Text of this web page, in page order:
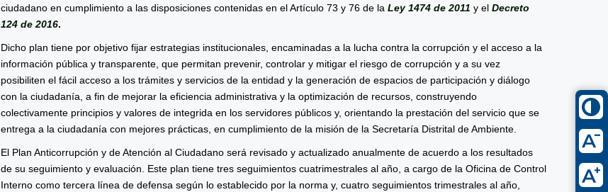
ciudadano en cumplimiento a las disposiciones contenidas en el Artículo 73 y 76 de la Ley 1474 de 2011 y el Decreto
124 de 2016.
Dicho plan tiene por objetivo fijar estrategias institucionales, encaminadas a la lucha contra la corrupción y el acceso a la
información pública y transparente, que permitan prevenir, controlar y mitigar el riesgo de corrupción y a su vez
posibiliten el fácil acceso a los trámites y servicios de la entidad y la generación de espacios de participación y diálogo
con la ciudadanía, a fin de mejorar la eficiencia administrativa y la optimización de recursos, construyendo
colectivamente principios y valores de integrida en los servidores públicos y, orientando la prestación del servicio que se
entrega a la ciudadanía con mejores prácticas, en cumplimiento de la misión de la Secretaría Distrital de Ambiente.
El Plan Anticorrupción y de Atención al Ciudadano será revisado y actualizado anualmente de acuerdo a los resultados
de su seguimiento y evaluación. Este plan tiene tres seguimientos cuatrimestrales al año, a cargo de la Oficina de Control
Interno como tercera línea de defensa según lo establecido por la norma y, cuatro seguimientos trimestrales al año,